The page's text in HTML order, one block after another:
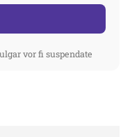
vor fi suspendate